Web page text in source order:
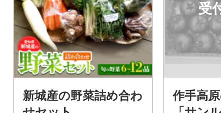
新城産の野菜詰め合わ
受
作手高